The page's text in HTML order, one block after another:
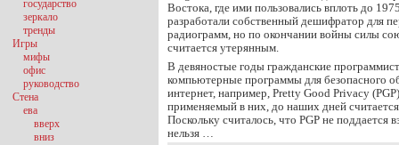
Востока, где ими пользовались вплоть до
разработали собственный дешифратор для
радиограмм, но по окончании войны силы
считается утерянным.
В девяностые годы гражданские
компьютерные программы для безопасного
интернет, например, Pretty Good Privacy
применяемый в них, до наших дней
Поскольку считалось, что PGP не поддается
нельзя …
государство
зеркало
тренды
Игры
мифы
офис
руководство
Стена
ева
вверх
вниз